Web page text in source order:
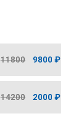
11800 9800 ₽
14200 2000 ₽